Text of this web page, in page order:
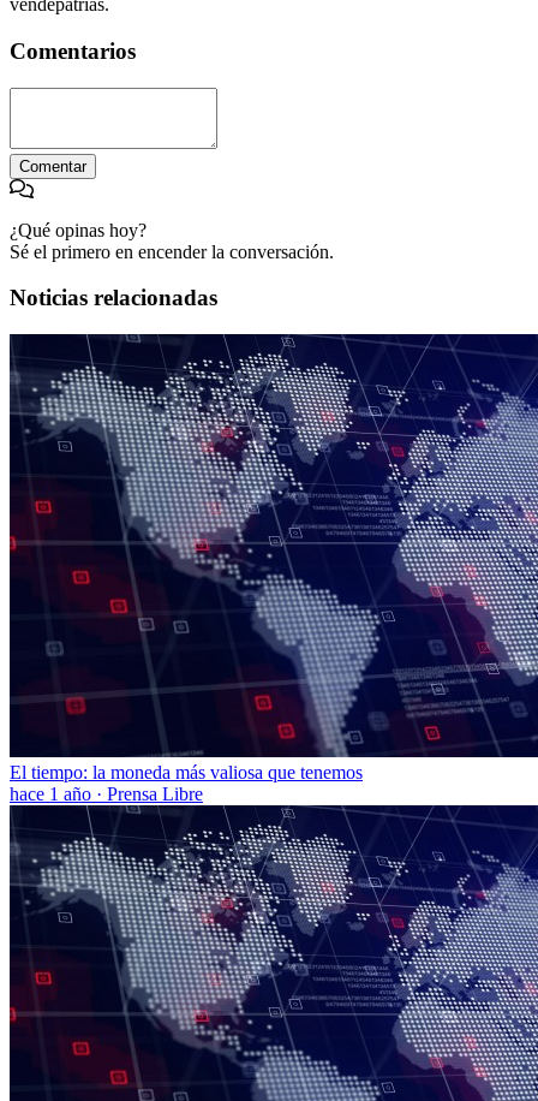
vendepatrias.
Comentarios
Comentar
¿Qué opinas hoy?
Sé el primero en encender la conversación.
Noticias relacionadas
El tiempo: la moneda más valiosa que tenemos
hace 1 año · Prensa Libre